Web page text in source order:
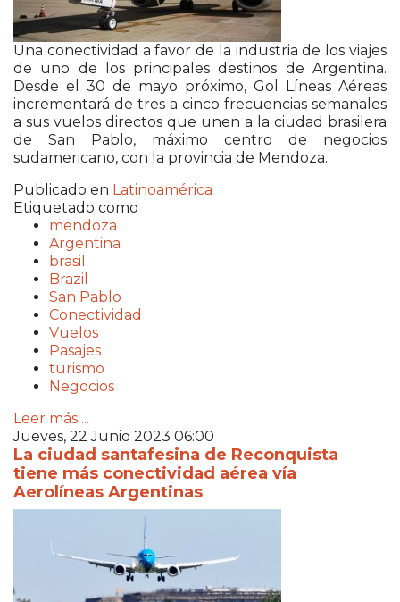
Una conectividad a favor de la industria de los viajes
de uno de los principales destinos de Argentina.
Desde el 30 de mayo próximo, Gol Líneas Aéreas
incrementará de tres a cinco frecuencias semanales
a sus vuelos directos que unen a la ciudad brasilera
de San Pablo, máximo centro de negocios
sudamericano, con la provincia de Mendoza.
Publicado en Latinoamérica
Etiquetado como
mendoza
Argentina
brasil
Brazil
San Pablo
Conectividad
Vuelos
Pasajes
turismo
Negocios
Leer más ...
Jueves, 22 Junio 2023 06:00
La ciudad santafesina de Reconquista
tiene más conectividad aérea vía
Aerolíneas Argentinas